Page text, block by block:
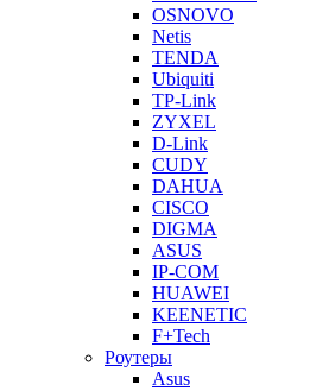
OSNOVO
Netis
TENDA
Ubiquiti
TP-Link
ZYXEL
D-Link
CUDY
DAHUA
CISCO
DIGMA
ASUS
IP-COM
HUAWEI
KEENETIC
F+Tech
Роутеры
Asus